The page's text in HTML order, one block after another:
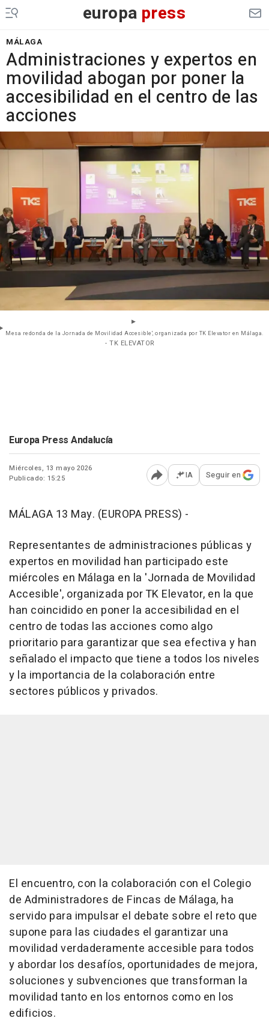
europa press
MÁLAGA
Administraciones y expertos en
movilidad abogan por poner la
accesibilidad en el centro de las
acciones
Mesa redonda de la Jornada de Movilidad Accesible', organizada por TK Elevator en Málaga.
- TK ELEVATOR
Europa Press Andalucía
Miércoles, 13 mayo 2026
Publicado: 15:25
Abrir opciones para
IA Seguir en
MÁLAGA 13 May. (EUROPA PRESS) -
Representantes de administraciones públicas y
expertos en movilidad han participado este
miércoles en Málaga en la 'Jornada de Movilidad
Accesible', organizada por TK Elevator, en la que
han coincidido en poner la accesibilidad en el
centro de todas las acciones como algo
prioritario para garantizar que sea efectiva y han
señalado el impacto que tiene a todos los niveles
y la importancia de la colaboración entre
sectores públicos y privados.
El encuentro, con la colaboración con el Colegio
de Administradores de Fincas de Málaga, ha
servido para impulsar el debate sobre el reto que
supone para las ciudades el garantizar una
movilidad verdaderamente accesible para todos
y abordar los desafíos, oportunidades de mejora,
soluciones y subvenciones que transforman la
movilidad tanto en los entornos como en los
edificios.